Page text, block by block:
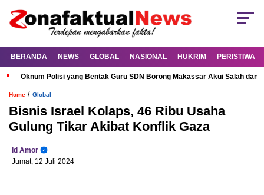
BERANDA NEWS GLOBAL NASIONAL HUKRIM PERISTIWA
Oknum Polisi yang Bentak Guru SDN Borong Makassar Akui Salah dan
Home / Global
Bisnis Israel Kolaps, 46 Ribu Usaha
Gulung Tikar Akibat Konflik Gaza
Id Amor
Jumat, 12 Juli 2024